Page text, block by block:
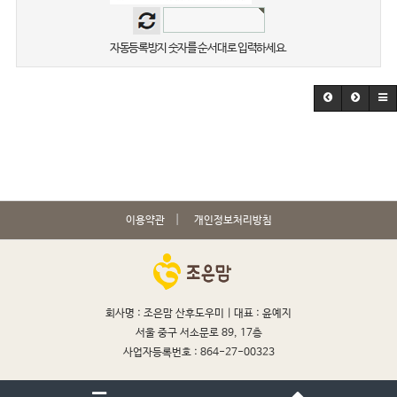
자동등록방지 숫자를 순서대로 입력하세요.
이용약관 개인정보처리방침
회사명 : 조은맘 산후도우미 | 대표 : 윤예지
서울 중구 서소문로 89, 17층
사업자등록번호 : 864-27-00323